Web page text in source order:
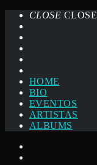
CLOSE CLOSE
HOME
BIO
EVENTOS
ARTISTAS
ALBUMS